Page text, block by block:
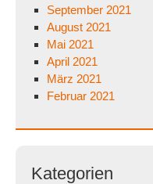
September 2021
August 2021
Mai 2021
April 2021
März 2021
Februar 2021
Kategorien